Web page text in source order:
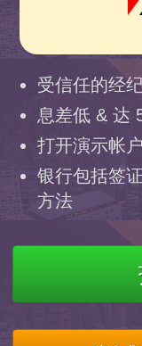
受信任的经
息差低 & 达
打开演示帐
银行包括签
方法